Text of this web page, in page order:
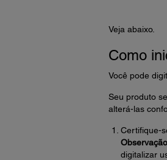
Veja abaixo.
Como
Você pode
Seu produto
alterá-las
Certifique-
digitalizar